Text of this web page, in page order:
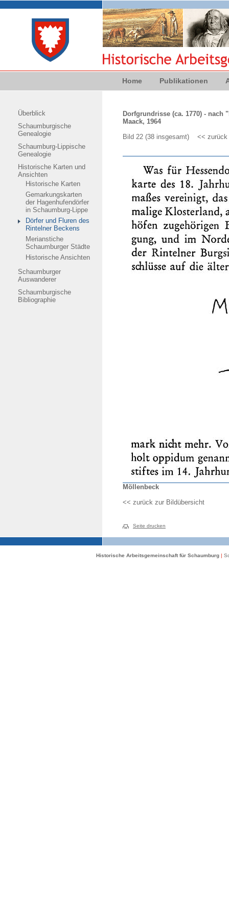
Home Publikationen
Überblick
Schaumburgische
Genealogie
Schaumburg-Lippische
Genealogie
Historische Karten und
Ansichten
Historische Karten
Gemarkungskarten
der Hagenhufendörfer
in Schaumburg-Lippe
Dörfer und Fluren des
Rintelner Beckens
Merianstiche
Schaumburger Städte
Historische Ansichten
Schaumburger
Auswanderer
Schaumburgische
Bibliographie
Dorfgrundrisse (ca. 1770) -
Maack, 1964
Bild 22 (38 insgesamt) << zurück
Möllenbeck
<< zurück zur Bildübersicht
Seite drucken
Historische Arbeitsgemeinschaft für Schaumburg |